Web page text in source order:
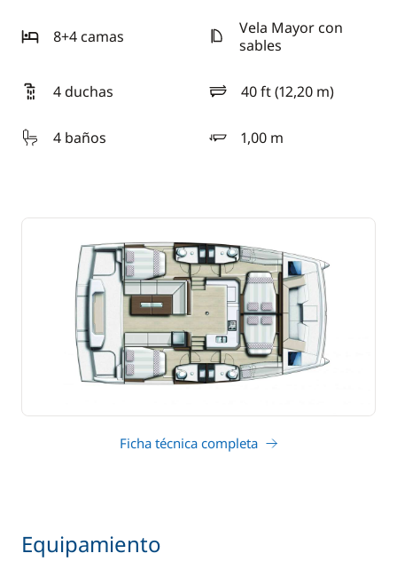
8+4 camas
Vela Mayor con
sables
4 duchas 40 ft (12,20 m)
eslora
4 baños
1,00 m
calado
Ficha técnica completa
Equipamiento